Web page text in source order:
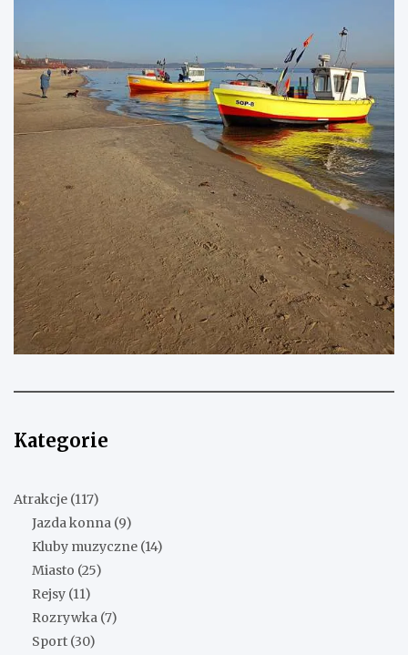
Kategorie
Atrakcje (117)
Jazda konna (9)
Kluby muzyczne (14)
Miasto (25)
Rejsy (11)
Rozrywka (7)
Sport (30)